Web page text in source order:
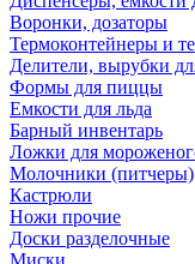
Воронки, дозаторы
Термоконтейнеры и
Делители, вырубки
Формы для пиццы
Емкости для льда
Барный инвентарь
Ложки для
Молочники (питчеры)
Кастрюли
Ножи прочие
Доски разделочные
Миски